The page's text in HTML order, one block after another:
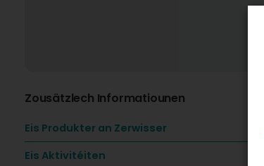
Zousätzlech Informatiounen
Eis Produkter an Zerwisser
Eis Aktivitéiten